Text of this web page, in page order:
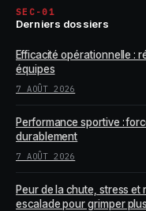
SEC-01
Derniers dossiers
Efficacité opérationnelle :
équipes
7 AOÛT 2026
Performance sportive :
durablement
7 AOÛT 2026
Peur de la chute, stress
escalade pour grimper